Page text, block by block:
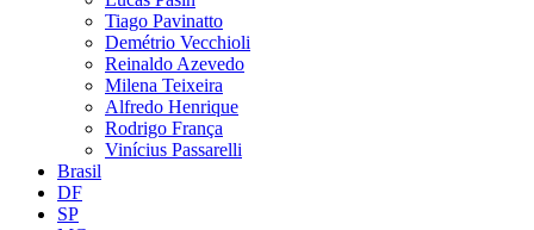
Tiago Pavinatto
Demétrio Vecchioli
Reinaldo Azevedo
Milena Teixeira
Alfredo Henrique
Rodrigo França
Vinícius Passarelli
Brasil
DF
SP